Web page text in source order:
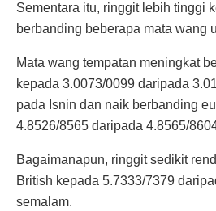
Sementara itu, ringgit lebih tinggi
berbanding beberapa mata wang
Mata wang tempatan meningkat
kepada 3.0073/0099 daripada
pada Isnin dan naik berbanding
4.8526/8565 daripada 4.8565/
Bagaimanapun, ringgit sedikit
British kepada 5.7333/7379
semalam.